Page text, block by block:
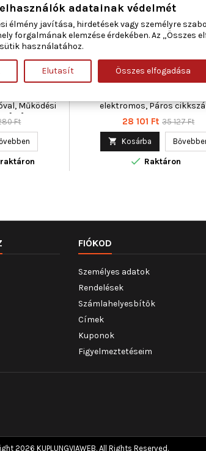
JOBB
: jobb első,
info :
Működési
[kg] : 1,200,
Ft
MAGNETI MARELLI
ABLAKEMELŐ JOBB ELSŐ
Ajtók száma : 2, Beépítési oldal :
Kiegészítő cikk/kiegészítő
elektromos, Páros
350103735000
Ár
28 101 Ft Normál
35 127 Ft
 Kosárba
 Raktáron
FIÓKOD
Személyes adatok
Rendelések
Számlahelyesbítők
Címek
Kuponok
Figyelmeztetéseim
2026 KUPLUNGVIAWEB. All Rights Reserved.
adatainak védelmét
élmény javítása, hirdetések vagy személyre
forgalmának elemzése érdekében. Az „Összes
használatához.
Elutasít Összes elfogadása